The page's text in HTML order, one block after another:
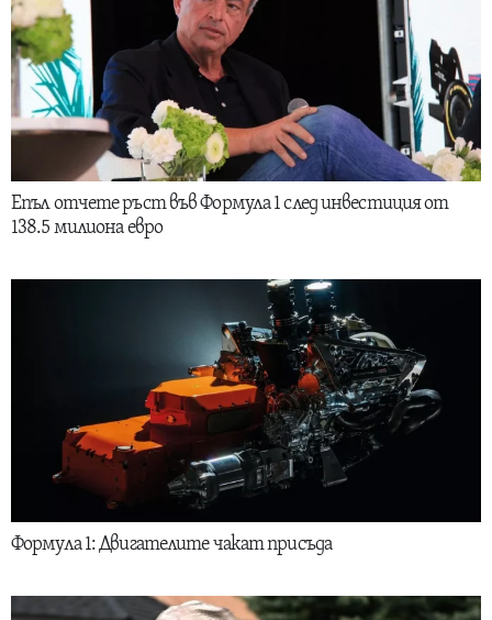
Епъл отчете ръст във Формула 1 след инвестиция от
138.5 милиона евро
Формула 1: Двигателите чакат присъда